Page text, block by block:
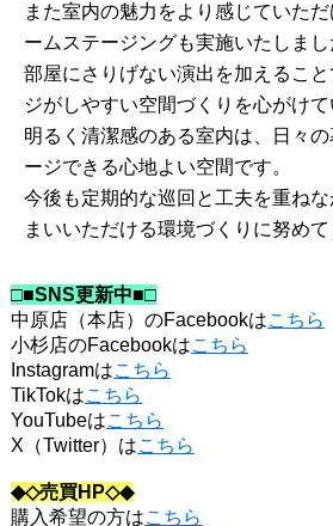
また室内の魅力をより感じていた
ームステージングも実施いたしま
部屋にさりげない演出を加えるこ
ジがしやすい空間づくりを心がけて
明るく清潔感のある室内は、日々
ージできる心地よい空間です。
今後も定期的な巡回と工夫を重ね
まいいただける環境づくりに努めて
□■SNS更新中■□
中原店（本店）のFacebookはこちら
小杉店のFacebookはこちら
Instagramはこちら
TikTokはこちら
YouTubeはこちら
X（Twitter）はこちら
◆◇売買HP◇◆
購入希望の方はこちら